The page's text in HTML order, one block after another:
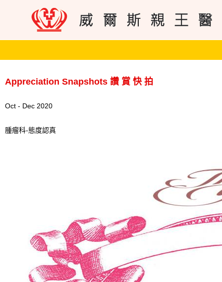
Appreciation Snapshots 讚 賞 快 拍
Oct - Dec 2020
腫瘤科-態度認真